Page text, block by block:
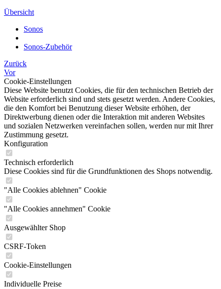
Übersicht
Sonos
Sonos-Zubehör
Zurück
Vor
Cookie-Einstellungen
Diese Website benutzt Cookies, die für den technischen Betrieb der
Website erforderlich sind und stets gesetzt werden. Andere Cookies,
die den Komfort bei Benutzung dieser Website erhöhen, der
Direktwerbung dienen oder die Interaktion mit anderen Websites
und sozialen Netzwerken vereinfachen sollen, werden nur mit Ihrer
Zustimmung gesetzt.
Konfiguration
Technisch erforderlich
Diese Cookies sind für die Grundfunktionen des Shops notwendig.
"Alle Cookies ablehnen" Cookie
"Alle Cookies annehmen" Cookie
Ausgewählter Shop
CSRF-Token
Cookie-Einstellungen
Individuelle Preise